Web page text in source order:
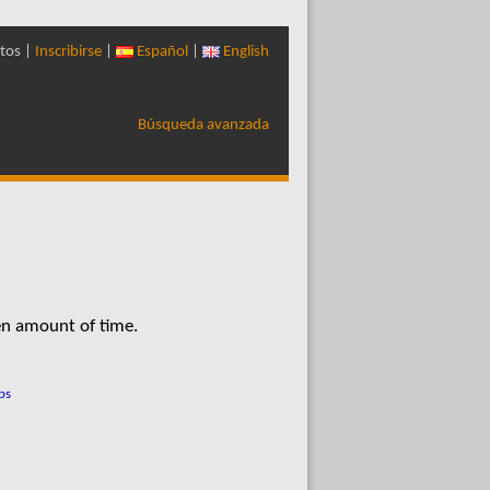
| Inscribirse Español English
Búsqueda avanzada
amount of time.